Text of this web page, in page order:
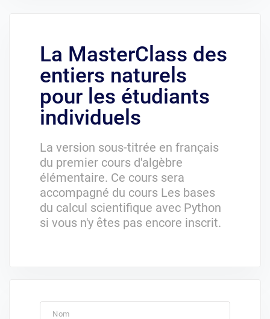
La MasterClass des
entiers naturels
pour les étudiants
individuels
La version sous-titrée en français
du premier cours d'algèbre
élémentaire. Ce cours sera
accompagné du cours Les bases
du calcul scientifique avec Python
si vous n'y êtes pas encore inscrit.
Nom